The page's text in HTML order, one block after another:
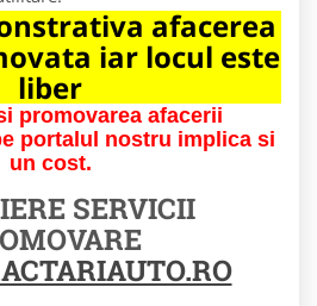
afacerea
iar locul este
liber
promovarea afacerii
portalul nostru implica si
un cost.
SERVICII